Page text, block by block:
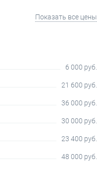
Показать все цены
6 000 руб.
21 600 руб.
36 000 руб.
30 000 руб.
23 400 руб.
48 000 руб.